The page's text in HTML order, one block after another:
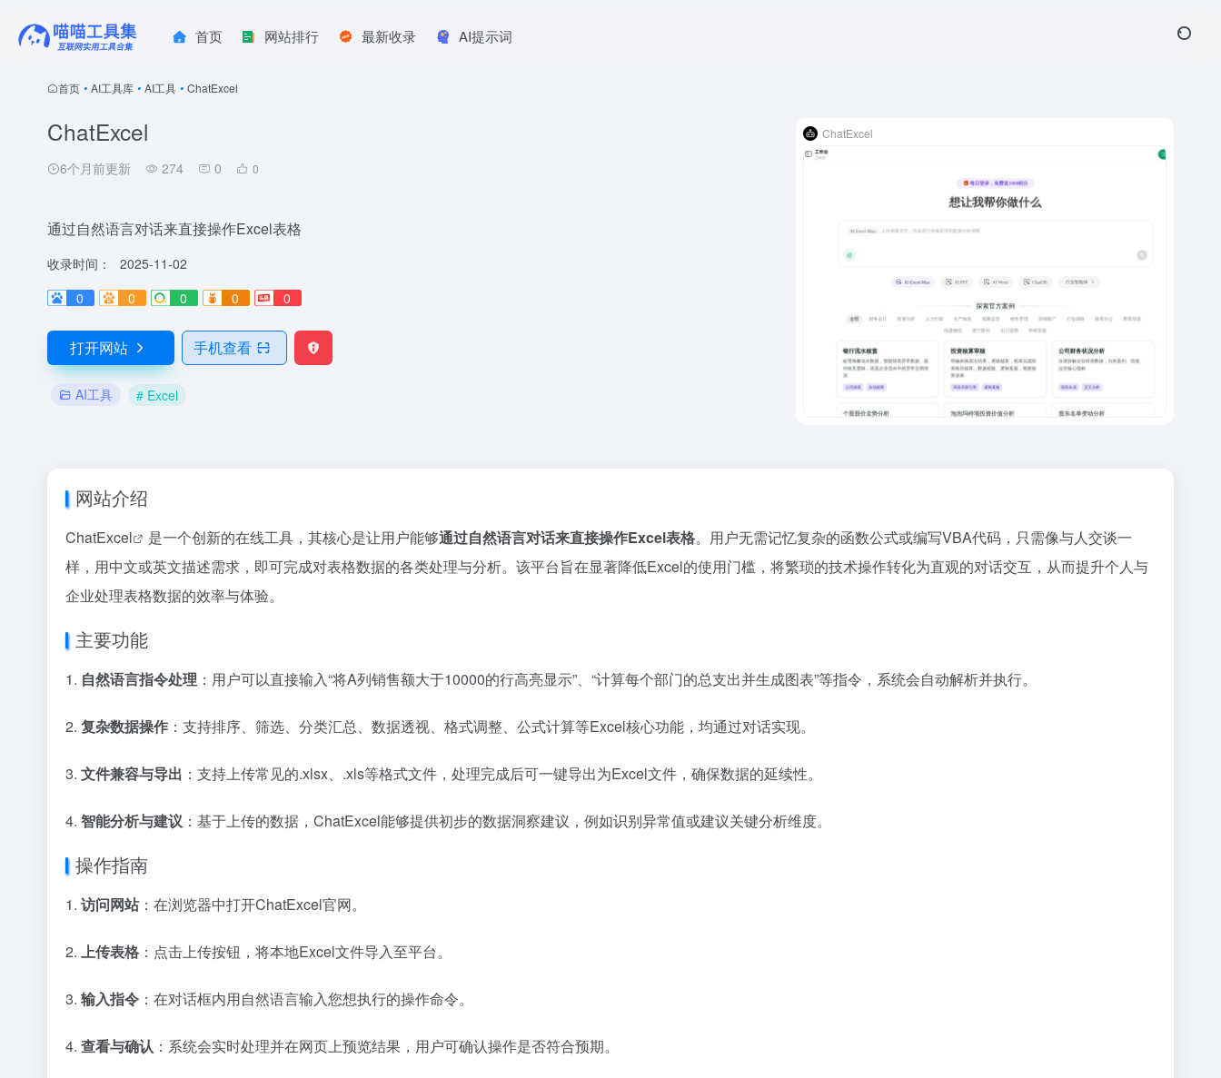
首页 网站排行 最新收录 AI提示词
首页 • AI工具库 • AI工具 • ChatExcel
ChatExcel
6个月前更新 274 0 0
通过自然语言对话来直接操作Excel表格
收录时间：
2025-11-02
0
0 0 0 0
打开网站 手机查看
AI工具 # Excel
ChatExcel
网站介绍
ChatExcel 是一个创新的在线工具，其核心是让用户能够通过自然语言对话来直接操作Excel表格。用户无需记忆复杂的函数公式或编写VBA代码，只需像与人交谈一
样，用中文或英文描述需求，即可完成对表格数据的各类处理与分析。该平台旨在显著降低Excel的使用门槛，将繁琐的技术操作转化为直观的对话交互，从而提升个人与
企业处理表格数据的效率与体验。
主要功能
1. 自然语言指令处理 ：用户可以直接输入“将A列销售额大于10000的行高亮显示”、“计算每个部门的总支出并生成图表”等指令，系统会自动解析并执行。
2. 复杂数据操作 ：支持排序、筛选、分类汇总、数据透视、格式调整、公式计算等Excel核心功能，均通过对话实现。
3. 文件兼容与导出 ：支持上传常见的.xlsx、.xls等格式文件，处理完成后可一键导出为Excel文件，确保数据的延续性。
4. 智能分析与建议 ：基于上传的数据，ChatExcel能够提供初步的数据洞察建议，例如识别异常值或建议关键分析维度。
操作指南
1. 访问网站：在浏览器中打开ChatExcel官网。
2. 上传表格 ：点击上传按钮，将本地Excel文件导入至平台。
3. 输入指令 ：在对话框内用自然语言输入您想执行的操作命令。
4. 查看与确认 ：系统会实时处理并在网页上预览结果，用户可确认操作是否符合预期。